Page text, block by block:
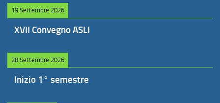
19 Settembre 2026
XVII Convegno ASLI
28 Settembre 2026
Inizio 1° semestre